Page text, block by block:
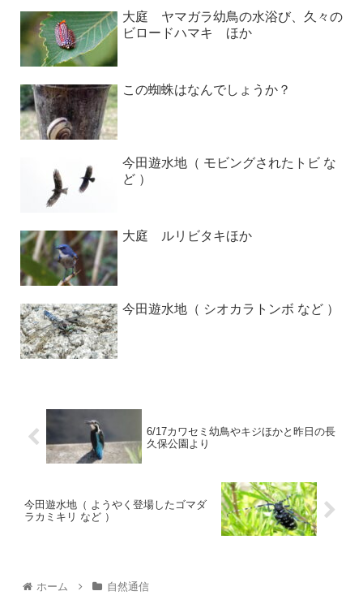
大庭 ヤマガラ幼鳥の水浴び、久々の
ビロードハマキ ほか
この蜘蛛はなんでしょうか？
今田遊水地（ モビングされたトビ な
ど ）
大庭 ルリビタキほか
今田遊水地（ シオカラトンボ など ）
6/17カワセミ幼鳥やキジほかと昨日の長
久保公園より
今田遊水地（ ようやく登場したゴマダ
ラカミキリ など ）
ホーム 自然通信